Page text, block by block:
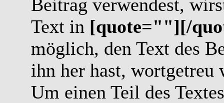
Beitrag verwendest,
Text in [quote=""][/
möglich, den Text des
ihn her hast,
Um einen Teil des